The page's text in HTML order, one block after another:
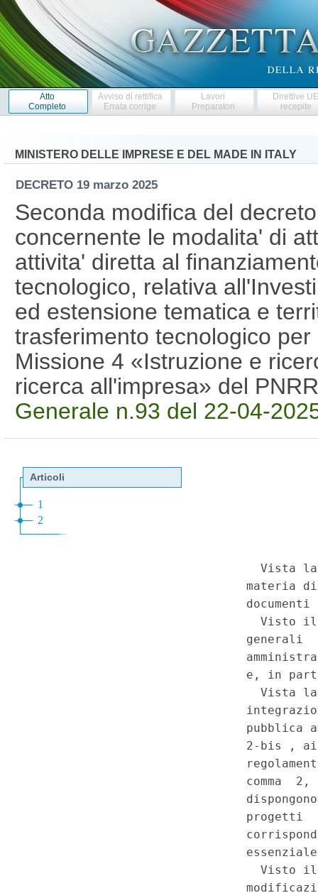
Atto
Completo
Avviso di rettifica
Errata corrige
Lavori
Preparatori
Direttive
recepite
MINISTERO DELLE IMPRESE E DEL MADE IN ITALY
DECRETO 19 marzo 2025
Seconda modifica del
concernente le modalita' di
attivita' diretta al
tecnologico, relativa
ed estensione tematica e
trasferimento tecnologico
Missione 4 «Istruzione e
ricerca all'impresa» del
Generale n.93 del 22-04-